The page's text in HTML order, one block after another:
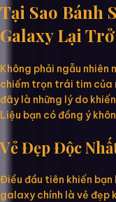
Tại Sao Bánh
Galaxy Lại
Không phải ngẫu nhiên
chiếm trọn trái tim của
đây là những lý do
Liệu bạn có đồng ý
Vẻ Đẹp Độc
Điều đầu tiên khiến
galaxy chính là vẻ đẹp